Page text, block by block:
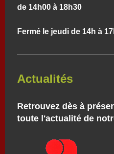
de 14h00 à 18h30
Fermé le jeudi de 14h à
Actualités
Retrouvez dès à
toute l'actualité de